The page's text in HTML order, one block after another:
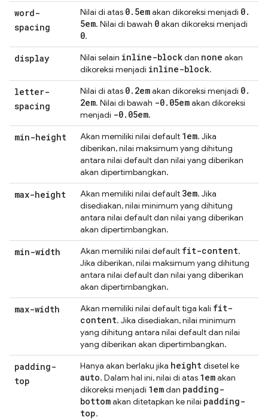
word-
spacing
Nilai di atas 0. 5emakan dikoreksi menjadi 0.
5em. Nilai di bawah 0akan dikoreksi menjadi
0.
display Nilai selain inline-blockdan none akan
dikoreksi menjadi inline-block.
letter-
spacing
Nilai di atas 0. 2emakan dikoreksi menjadi 0.
2em. Nilai di bawah -0. 05emakan dikoreksi
menjadi -0. 05em.
min-height Akan memiliki nilai default 1em. Jika
diberikan, nilai maksimum yang dihitung
antara nilai default dan nilai yang diberikan
akan dipertimbangkan.
max-height Akan memiliki nilai default 3em. Jika
disediakan, nilai minimum yang dihitung
antara nilai default dan nilai yang diberikan
akan dipertimbangkan.
min-width Akan memiliki nilai default fit-content.
Jika diberikan, nilai maksimum yang dihitung
antara nilai default dan nilai yang diberikan
akan dipertimbangkan.
max-width Akan memiliki nilai default tiga kali fit-
content. Jika disediakan, nilai minimum
yang dihitung antara nilai default dan nilai
yang diberikan akan dipertimbangkan.
padding-
top
Hanya akan berlaku jika heightdisetel ke
auto. Dalam hal ini, nilai di atas 1emakan
dikoreksi menjadi 1emdan padding-
bottomakan ditetapkan ke nilai padding-
top.